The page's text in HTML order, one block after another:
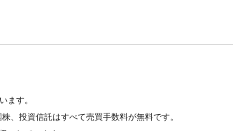
ます。
、投資信託はすべて売買手数料が無料です。